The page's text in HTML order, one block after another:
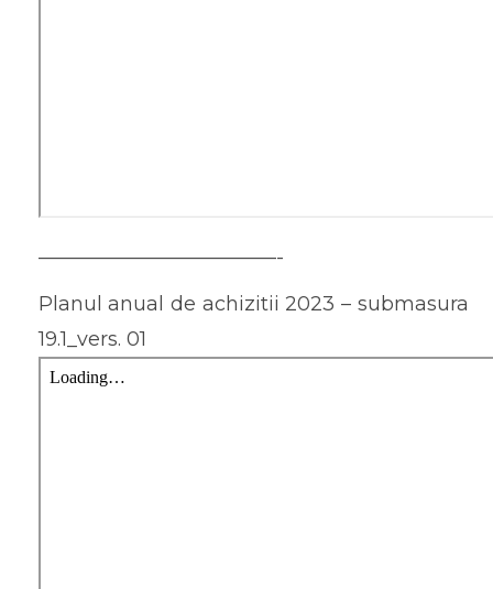
————————————-
Planul anual de achizitii 2023 – submasura
19.1_vers. 01